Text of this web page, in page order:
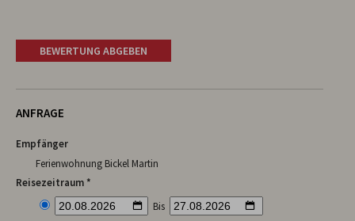
BEWERTUNG ABGEBEN
ANFRAGE
Empfänger
Ferienwohnung Bickel Martin
Reisezeitraum *
Bis